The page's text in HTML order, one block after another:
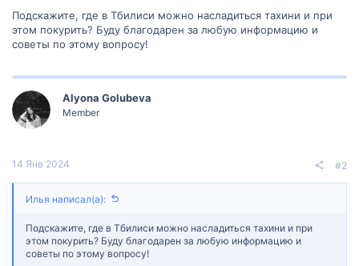
Подскажите, где в Тбилиси можно насладиться тахини и при
этом покурить? Буду благодарен за любую информацию и
советы по этому вопросу!
Alyona Golubeva
Member
14 Янв 2024 #2
Илья написал(а):
Подскажите, где в Тбилиси можно насладиться тахини и при
этом покурить? Буду благодарен за любую информацию и
советы по этому вопросу!